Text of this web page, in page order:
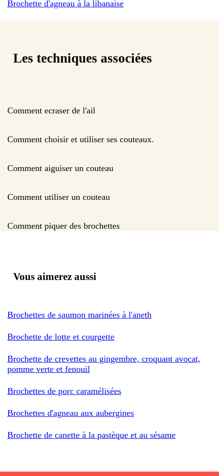
Brochette d'agneau à la libanaise
Les techniques associées
Comment ecraser de l'ail
Comment choisir et utiliser ses couteaux.
Comment aiguiser un couteau
Comment utiliser un couteau
Comment piquer des brochettes
Vous aimerez aussi
Brochettes de saumon marinées à l'aneth
Brochette de lotte et courgette
Brochette de crevettes au gingembre, croquant avocat,
pomme verte et fenouil
Brochettes de porc caramélisées
Brochettes d'agneau aux aubergines
Brochette de canette à la pastèque et au sésame